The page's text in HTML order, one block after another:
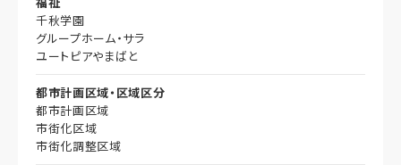
千秋学園
グループホーム・サラ
ユートピアやまばと
都市計画区域・区域区分
都市計画区域
市街化区域
市街化調整区域